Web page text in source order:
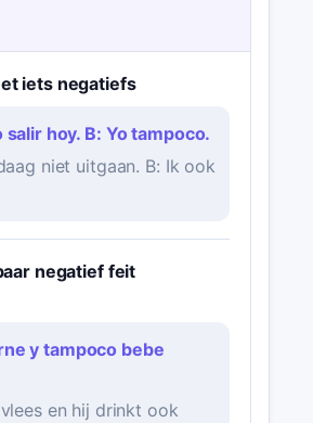
iets negatiefs
hoy. B: Yo tampoco.
niet uitgaan. B: Ik ook
negatief feit
y tampoco bebe
en hij drinkt ook